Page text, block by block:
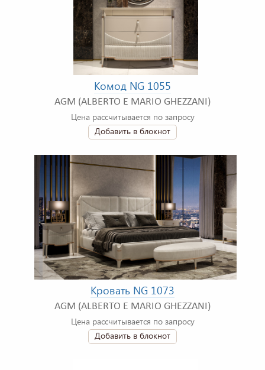
Комод NG 1055
AGM (ALBERTO E MARIO GHEZZANI)
Цена рассчитывается по запросу
Добавить в блокнот
Кровать NG 1073
AGM (ALBERTO E MARIO GHEZZANI)
Цена рассчитывается по запросу
Добавить в блокнот